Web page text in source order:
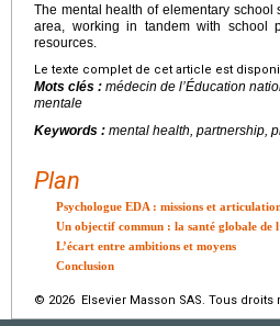
The mental health of elementary
area, working in tandem with school
resources.
Le texte complet de cet article est
Mots clés : médecin de l’Éducation
mentale
Keywords : mental health, partnership,
Plan
Psychologue EDA : missions et
Un objectif commun : la santé globale de
L’écart entre ambitions et moyens
Conclusion
© 2026 Elsevier Masson SAS. Tous droits